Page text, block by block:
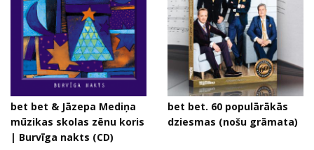
bet bet & Jāzepa Mediņa
mūzikas skolas zēnu koris
| Burvīga nakts (CD)
bet bet. 60 populārākās
dziesmas (nošu grāmata)